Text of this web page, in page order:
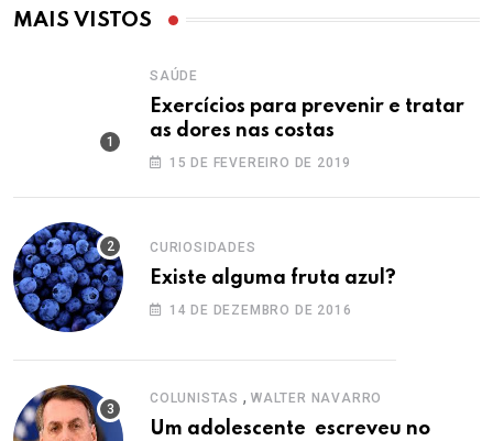
MAIS VISTOS
SAÚDE
Exercícios para prevenir e tratar
as dores nas costas
15 DE FEVEREIRO DE 2019
CURIOSIDADES
Existe alguma fruta azul?
14 DE DEZEMBRO DE 2016
COLUNISTAS , WALTER NAVARRO
Um adolescente escreveu no